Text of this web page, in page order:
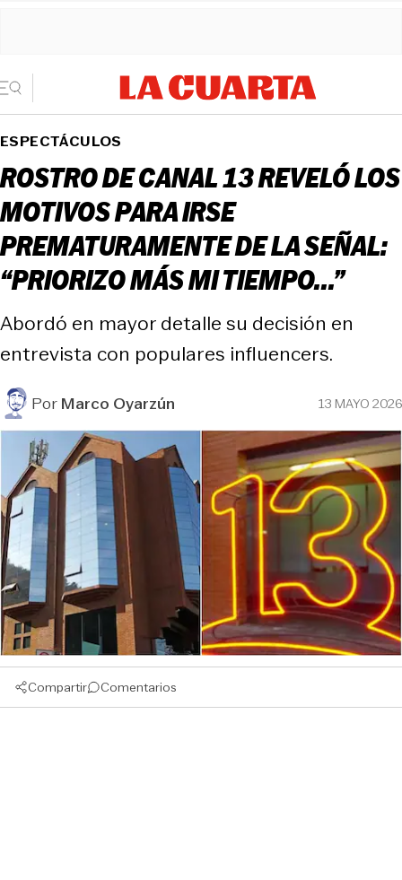
ESPECTÁCULOS
ROSTRO DE CANAL 13 REVELÓ LOS
MOTIVOS PARA IRSE
PREMATURAMENTE DE LA SEÑAL:
“PRIORIZO MÁS MI TIEMPO...”
Abordó en mayor detalle su decisión en
entrevista con populares influencers.
PorMarco Oyarzún 13 MAYO 2026
Compartir Comentarios